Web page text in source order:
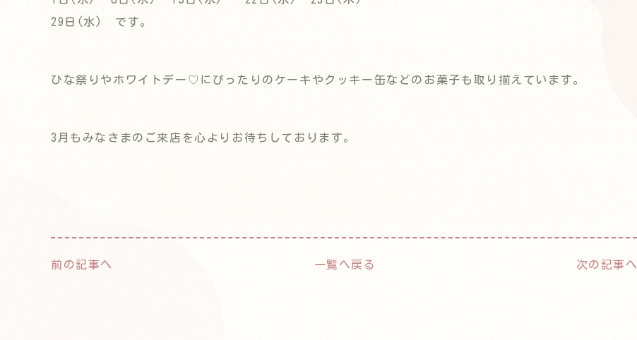
29日(水) です。
ひな祭りやホワイトデー♡にぴったりのケーキやクッキー缶などのお菓子も取り揃えています。
3月もみなさまのご来店を心よりお待ちしております。
前の記事へ 一覧へ戻る 次の記事へ